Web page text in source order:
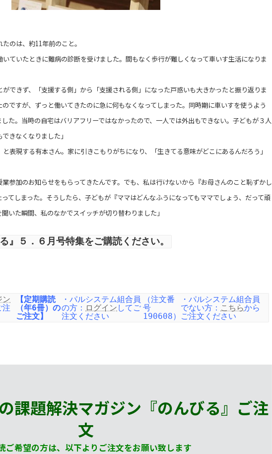
のは、約11年前のこと。
いていたときに難病の診断を受けました。間もなく歩行が難しくなって車いす生活になりま
できず、「支援する側」から「支援される側」になった戸惑いも大きかったと振り返りま
ですが、ずっと働いてきたのに急に何もなくなってしまった。同時期に車いすを使うよう
た。当時の自宅はバリアフリーではなかったので、一人では外出もできない。子どもが３人
きなくなりました」
表現する有本さん。家に引きこもりがちになり、「生きてる意味がどこにあるんだろう」
業参加のお知らせをもらってきたんです。でも、私は行けないから『お母さんのこと恥ずかし
てしまった。そうしたら、子どもが『ママはどんなふうになってもママでしょう、だって頑
いた瞬間、私のなかでスイッチが切り替わりました」
』５．６ 月号特集をご購読ください。
ン
注
【定期購読
（年6冊）の
ご注文】
・パルシステム組合員
の方： ログイン してご
注文ください
（注文番
号
190608）
・パルシステム組合員
でない方： こちらから
ご注文ください
課題解決マガジン『のんびる』 ご注
文
ご希望の方は、以下よりご注文をお願い致します